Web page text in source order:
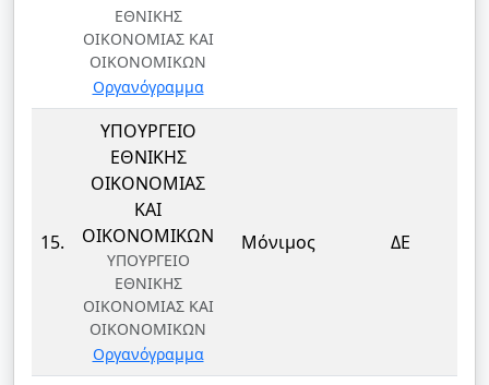
ΕΘΝΙΚΗΣ
ΟΙΚΟΝΟΜΙΑΣ ΚΑΙ
ΟΙΚΟΝΟΜΙΚΩΝ
Οργανόγραμμα
15.
ΥΠΟΥΡΓΕΙΟ
ΕΘΝΙΚΗΣ
ΟΙΚΟΝΟΜΙΑΣ
ΚΑΙ
ΟΙΚΟΝΟΜΙΚΩΝ
ΥΠΟΥΡΓΕΙΟ
ΕΘΝΙΚΗΣ
ΟΙΚΟΝΟΜΙΑΣ ΚΑΙ
ΟΙΚΟΝΟΜΙΚΩΝ
Οργανόγραμμα
Μόνιμος ΔΕ